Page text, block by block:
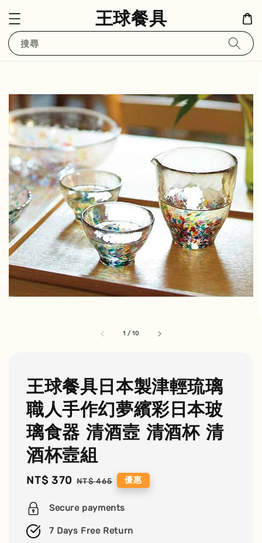
王球餐具
搜尋
1 /10
王球餐具日本製津輕琉璃
職人手作幻夢繽彩日本玻
璃食器 清酒壼 清酒杯 清
酒杯壼組
Sale
NT$ 370 Regular
NT$ 465 優惠
Secure payments
7 Days Free Return